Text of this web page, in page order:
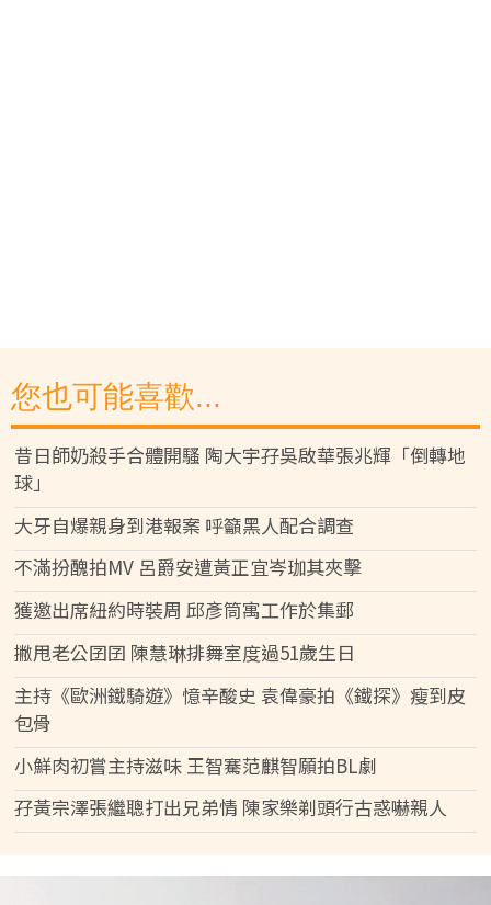
您也可能喜歡...
昔日師奶殺手合體開騷 陶大宇孖吳啟華張兆輝「倒轉地
球」
大牙自爆親身到港報案 呼籲黑人配合調查
不滿扮醜拍MV 呂爵安遭黃正宜岑珈其夾擊
獲邀出席紐約時裝周 邱彥筒寓工作於集郵
撇甩老公囝囝 陳慧琳排舞室度過51歲生日
主持《歐洲鐵騎遊》憶辛酸史 袁偉豪拍《鐵探》瘦到皮
包骨
小鮮肉初嘗主持滋味 王智騫范麒智願拍BL劇
孖黃宗澤張繼聰打出兄弟情 陳家樂剃頭行古惑嚇親人